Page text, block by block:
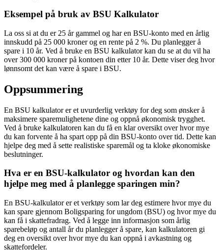
Eksempel på bruk av BSU Kalkulator
La oss si at du er 25 år gammel og har en BSU-konto med en årlig
innskudd på 25 000 kroner og en rente på 2 %. Du planlegger å
spare i 10 år. Ved å bruke en BSU kalkulator kan du se at du vil ha
over 300 000 kroner på kontoen din etter 10 år. Dette viser deg hvor
lønnsomt det kan være å spare i BSU.
Oppsummering
En BSU kalkulator er et uvurderlig verktøy for deg som ønsker å
maksimere sparemulighetene dine og oppnå økonomisk trygghet.
Ved å bruke kalkulatoren kan du få en klar oversikt over hvor mye
du kan forvente å ha spart opp på din BSU-konto over tid. Dette kan
hjelpe deg med å sette realistiske sparemål og ta kloke økonomiske
beslutninger.
Hva er en BSU-kalkulator og hvordan kan den
hjelpe meg med å planlegge sparingen min?
En BSU-kalkulator er et verktøy som lar deg estimere hvor mye du
kan spare gjennom Boligsparing for ungdom (BSU) og hvor mye du
kan få i skattefradrag. Ved å legge inn informasjon som årlig
sparebeløp og antall år du planlegger å spare, kan kalkulatoren gi
deg en oversikt over hvor mye du kan oppnå i avkastning og
skattefordeler.